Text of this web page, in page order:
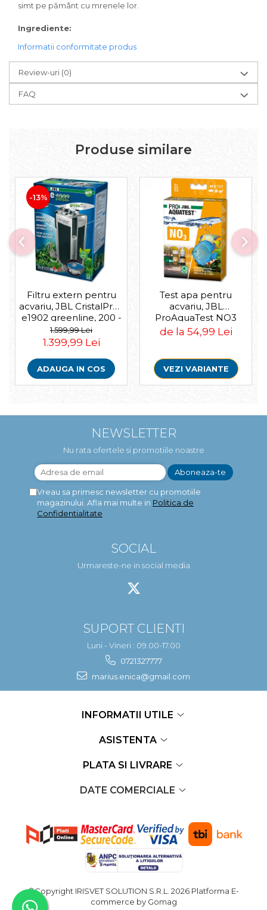
simt pe pământ cu mrenele lor.
Ingrediente:
Informatii conformitate produs
Review-uri (0)
FAQ
Produse similare
-13%
Filtru extern pentru
acvariu, JBL CristalProfi
e1902 greenline, 200 -
800 L
1.599,99 Lei
1.399,99 Lei
ADAUGA IN COS
Test apa pentru
acvariu, JBL
ProAquaTest NO3
Nitrat, 40 Teste
de la 54,99 Lei
VEZI VARIANTE
NEWSLETTER
Nu rata ofertele si promotiile noastre
Vreau sa primesc newsletter cu promotiile
magazinului. Afla mai multe in Politica de
Confidentialitate
SOCIAL
Urmareste-ne in social media
SUPORT CLIENTI
Luni - Vineri : 09.00-17.00
0721327777
marius.enica@gmail.com
INFORMATII UTILE
ASISTENTA
PLATA SI LIVRARE
DATE COMERCIALE
©Copyright IRISVET SOLUTION S.R.L. 2026 Platforma E-
commerce by Gomag